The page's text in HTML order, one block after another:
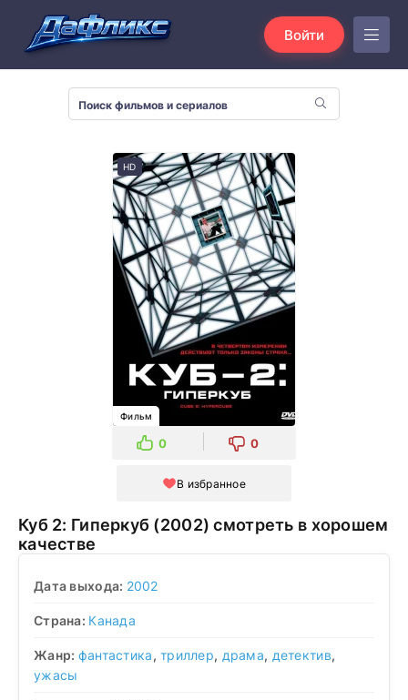
Войти
HD
Фильм
0 0
В избранное
Куб 2: Гиперкуб (2002) смотреть в хорошем
качестве
Дата выхода: 2002
Страна: Канада
Жанр: фантастика,триллер, драма, детектив,
ужасы